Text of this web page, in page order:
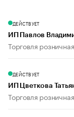
ДЕЙСТВУЕТ
ИП Павлов
Торговля
ДЕЙСТВУЕТ
ИП Цветкова
Торговля